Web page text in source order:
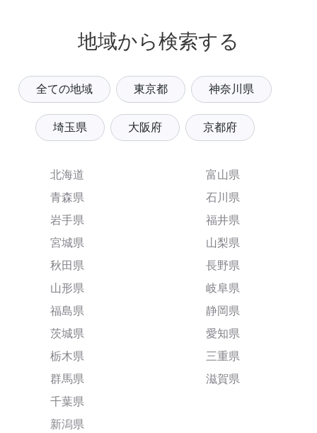
地域から検索する
全ての地域 東京都 神奈川県
埼玉県 大阪府 京都府
北海道
青森県
岩手県
宮城県
秋田県
山形県
福島県
茨城県
栃木県
群馬県
千葉県
新潟県
富山県
石川県
福井県
山梨県
長野県
岐阜県
静岡県
愛知県
三重県
滋賀県